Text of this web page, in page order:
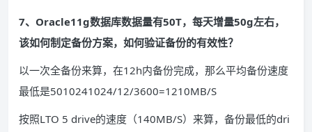
7、Oracle11g数据库数据量有50T，每天增量50g左右，
该如何制定备份方案，如何验证备份的有效性？
以一次全备份来算，在12h内备份完成，那么平均备份速度
最低是5010241024/12/3600=1210MB/S
按照LTO 5 drive的速度（140MB/S）来算，备份最低的dri